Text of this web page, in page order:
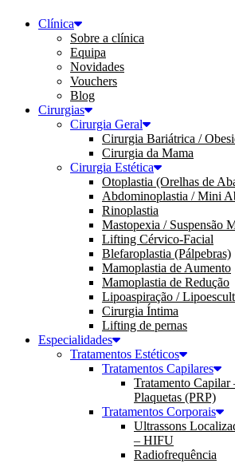
Clínica
Sobre a clínica
Equipa
Novidades
Vouchers
Blog
Cirurgias
Cirurgia Geral
Cirurgia Bariátrica /
Cirurgia da Mama
Cirurgia Estética
Otoplastia (Orelhas de
Abdominoplastia / Mini
Rinoplastia
Mastopexia / Suspensão
Lifting Cérvico-Facial
Blefaroplastia (Pálpebras)
Mamoplastia de Aumento
Mamoplastia de Redução
Lipoaspiração /
Cirurgia Íntima
Lifting de pernas
Especialidades
Tratamentos Estéticos
Tratamentos Capilares
Tratamento Capilar
Plaquetas (PRP)
Tratamentos Corporais
Ultrassons
– HIFU
Radiofrequência